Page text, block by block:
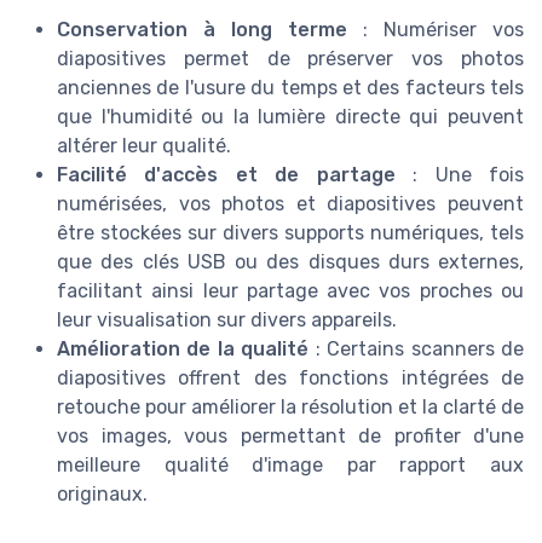
Conservation à long terme : Numériser vos
diapositives permet de préserver vos photos
anciennes de l'usure du temps et des facteurs tels
que l'humidité ou la lumière directe qui peuvent
altérer leur qualité.
Facilité d'accès et de partage : Une fois
numérisées, vos photos et diapositives peuvent
être stockées sur divers supports numériques, tels
que des clés USB ou des disques durs externes,
facilitant ainsi leur partage avec vos proches ou
leur visualisation sur divers appareils.
Amélioration de la qualité : Certains scanners de
diapositives offrent des fonctions intégrées de
retouche pour améliorer la résolution et la clarté de
vos images, vous permettant de profiter d'une
meilleure qualité d'image par rapport aux
originaux.